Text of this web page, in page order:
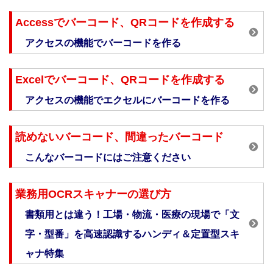
Accessでバーコード、QRコードを作成する
アクセスの機能でバーコードを作る
Excelでバーコード、QRコードを作成する
アクセスの機能でエクセルにバーコードを作る
読めないバーコード、間違ったバーコード
こんなバーコードにはご注意ください
業務用OCRスキャナーの選び方
書類用とは違う！工場・物流・医療の現場で「文
字・型番」を高速認識するハンディ＆定置型スキ
ャナ特集